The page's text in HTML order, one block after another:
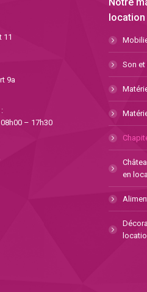
11
9a
– 17h30
location
Son et
en